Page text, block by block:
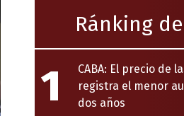
Ránking
1
CABA: El precio de
registra el menor
dos años